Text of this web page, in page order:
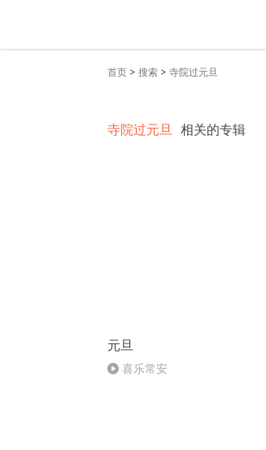
首页 > 搜索 > 寺院过元旦
寺院过元旦 相关的专辑
元旦
喜乐常安